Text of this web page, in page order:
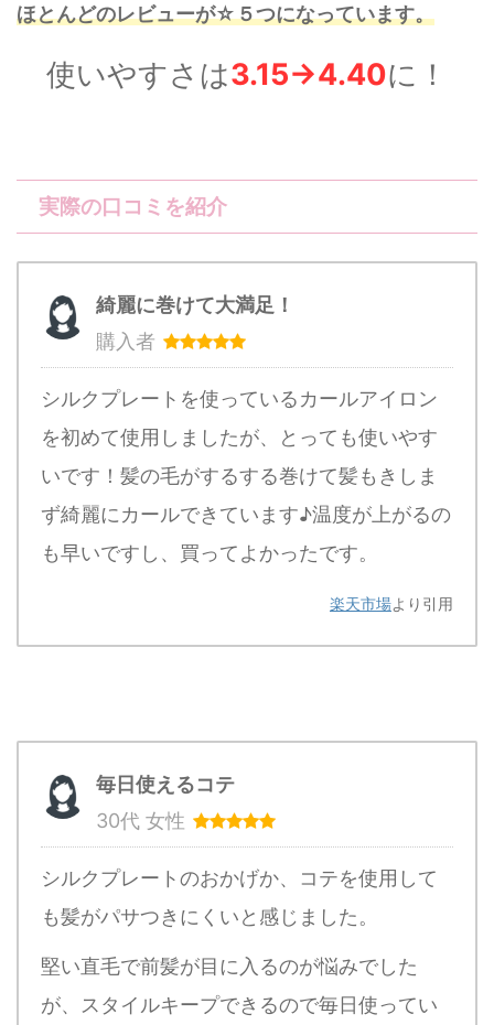
ほとんどのレビューが☆５つになっています。
使いやすさは3.15→4.40に！
実際の口コミを紹介
綺麗に巻けて大満足！
購入者
シルクプレートを使っているカールアイロン
を初めて使用しましたが、とっても使いやす
いです！髪の毛がするする巻けて髪もきしま
ず綺麗にカールできています♪温度が上がるの
も早いですし、買ってよかったです。
楽天市場より引用
毎日使えるコテ
30代 女性
シルクプレートのおかげか、コテを使用して
も髪がパサつきにくいと感じました。
堅い直毛で前髪が目に入るのが悩みでした
が、スタイルキープできるので毎日使ってい